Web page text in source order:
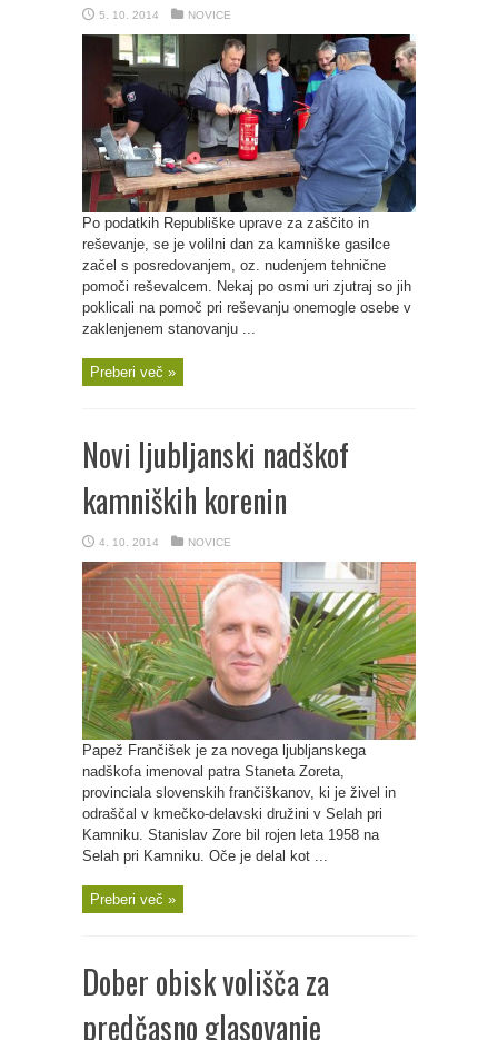
5. 10. 2014 NOVICE
Po podatkih Republiške uprave za zaščito in
reševanje, se je volilni dan za kamniške gasilce
začel s posredovanjem, oz. nudenjem tehnične
pomoči reševalcem. Nekaj po osmi uri zjutraj so jih
poklicali na pomoč pri reševanju onemogle osebe v
zaklenjenem stanovanju ...
Preberi več »
Novi ljubljanski nadškof
kamniških korenin
4. 10. 2014 NOVICE
Papež Frančišek je za novega ljubljanskega
nadškofa imenoval patra Staneta Zoreta,
provinciala slovenskih frančiškanov, ki je živel in
odraščal v kmečko-delavski družini v Selah pri
Kamniku. Stanislav Zore bil rojen leta 1958 na
Selah pri Kamniku. Oče je delal kot ...
Preberi več »
Dober obisk volišča za
predčasno glasovanje